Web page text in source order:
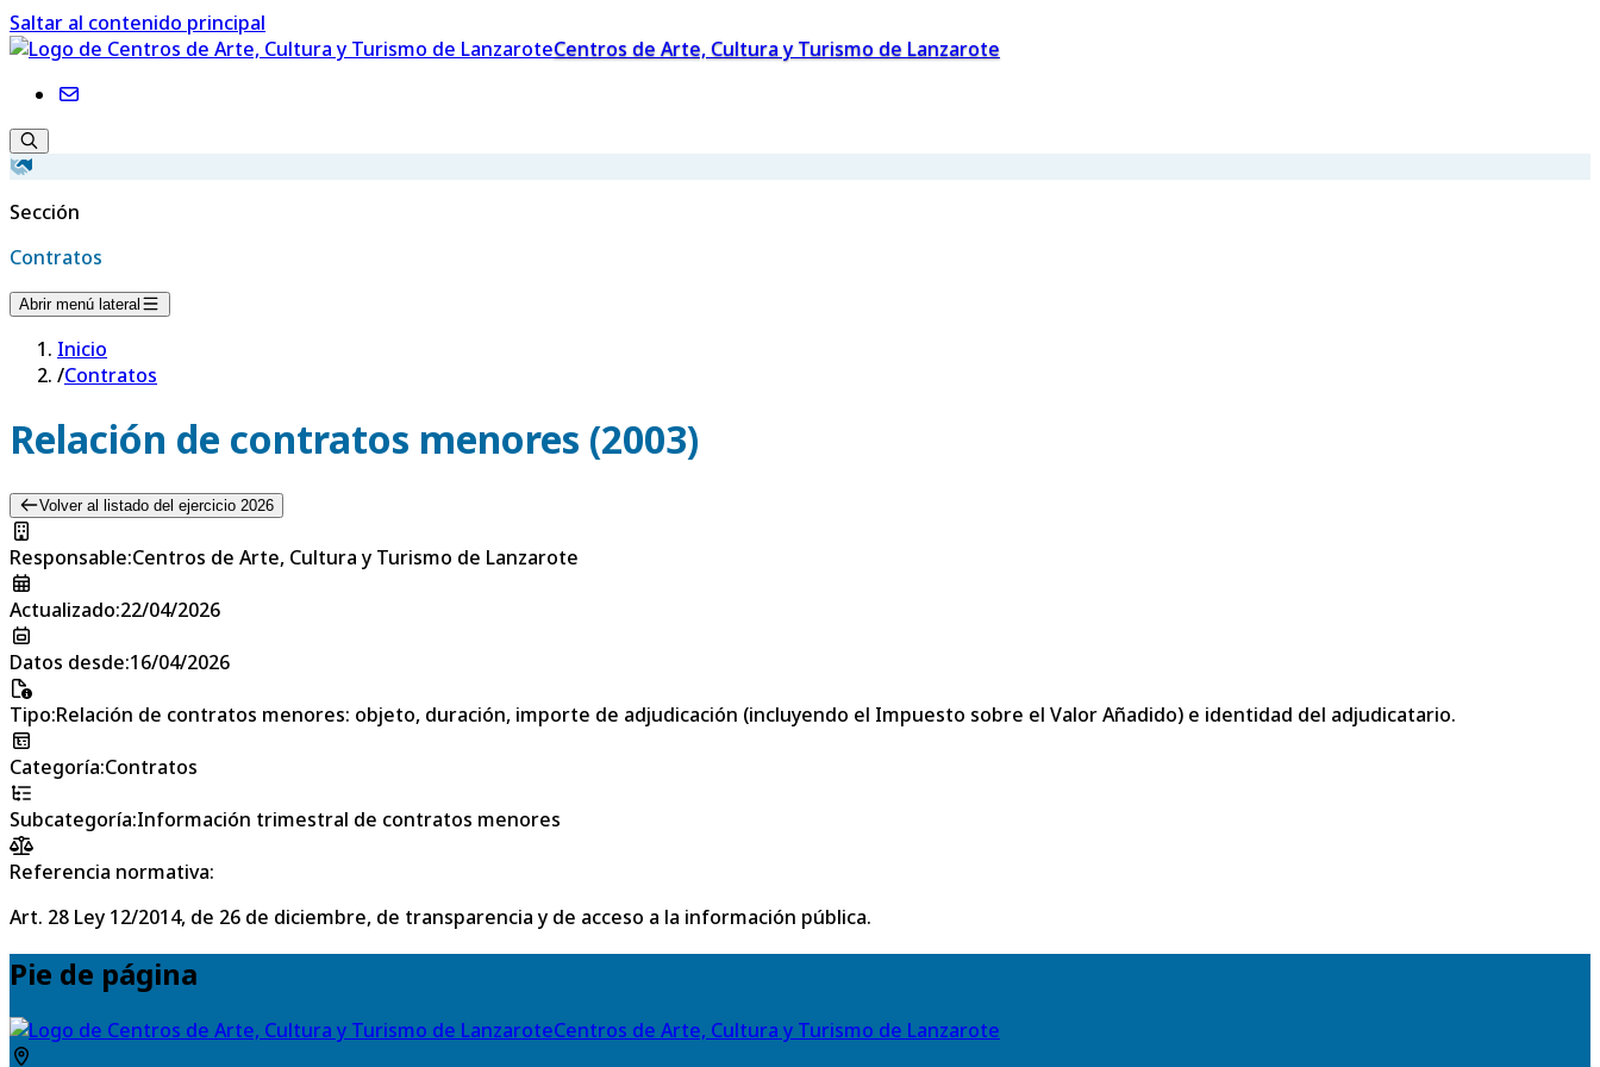
Saltar al contenido principal
Centros de Arte, Cultura y Turismo de Lanzarote
Sección
Contratos
Abrir menú lateral
Inicio
/Contratos
Relación de contratos menores (2003)
Volver al listado del ejercicio 2026
Responsable:Centros de Arte, Cultura y Turismo de Lanzarote
Actualizado:22/04/2026
Datos desde:16/04/2026
Tipo:Relación de contratos menores: objeto, duración, importe de adjudicación (incluyendo el Impuesto sobre el Valor Añadido) e identidad del adjudicatario.
Categoría:Contratos
Subcategoría:Información trimestral de contratos menores
Referencia normativa:
Art. 28 Ley 12/2014, de 26 de diciembre, de transparencia y de acceso a la información pública.
Pie de página
Centros de Arte, Cultura y Turismo de Lanzarote